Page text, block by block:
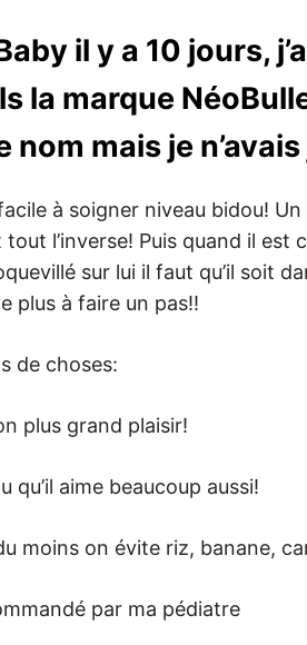
il y a 10 jours,
la marque
nom mais je
à soigner niveau bidou!
l’inverse! Puis quand il est
sur lui il faut qu’il soit
plus à faire un pas!!
de choses:
plus grand plaisir!
qu’il aime beaucoup aussi!
moins on évite riz, banane,
par ma pédiatre